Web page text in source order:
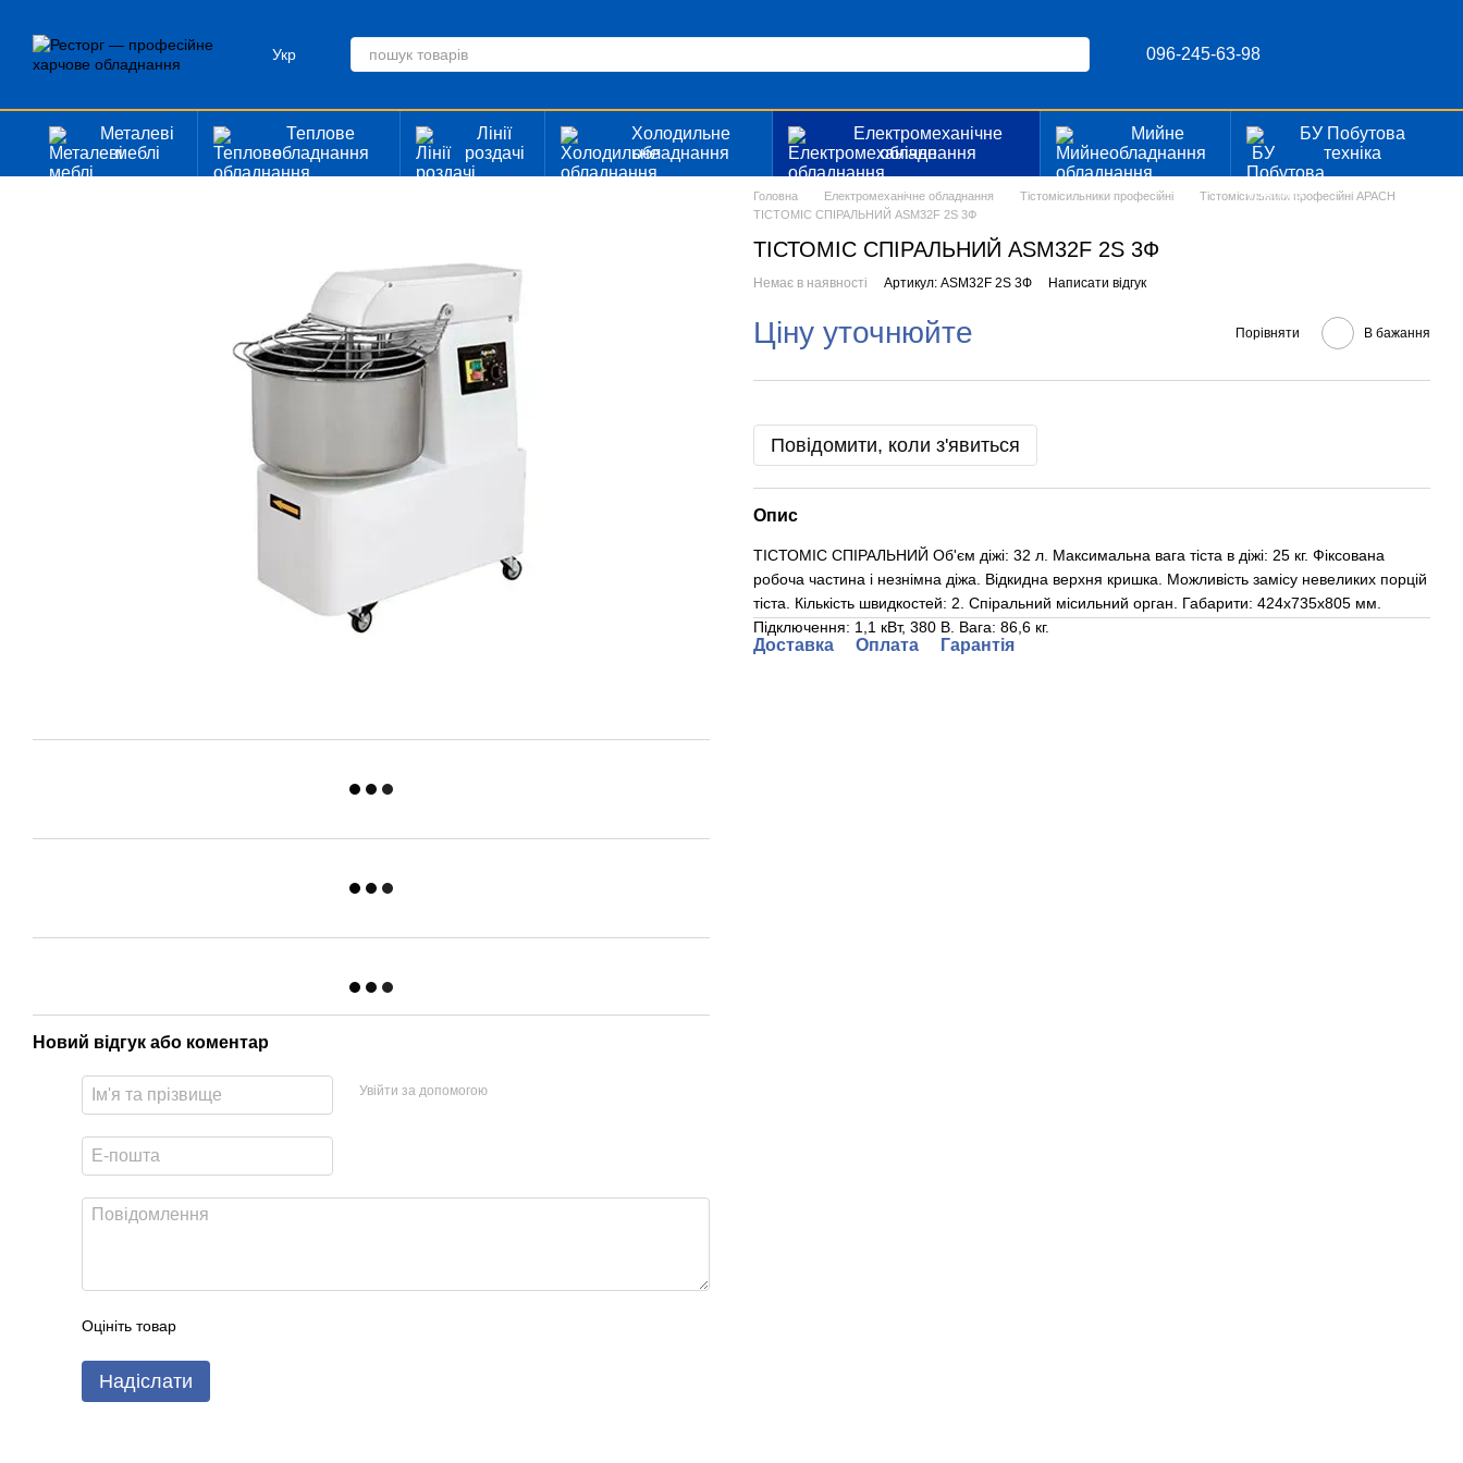
Укр 096-245-63-98
Металеві
меблі
Теплове
обладнання
Лінії
роздачі
Холодильне
обладнання
Електромеханічне
обладнання
Мийне
обладнання
БУ Побутова
техніка
Новий відгук або коментар
Увійти за допомогою
Оцініть товар
Надіслати
Головна Електромеханічне обладнання Тістомісильники професійні
Тістомісильники професійні APACH
ТІСТОМІС СПІРАЛЬНИЙ ASM32F 2S 3Ф
ТІСТОМІС СПІРАЛЬНИЙ ASM32F 2S 3Ф
Немає в наявності Артикул: ASM32F 2S 3Ф Написати відгук
Ціну уточнюйте Порівняти В бажання
Повідомити, коли з'явиться
Опис
ТІСТОМІС СПІРАЛЬНИЙ Об'єм діжі: 32 л. Максимальна вага тіста в діжі: 25 кг. Фіксована
робоча частина і незнімна діжа. Відкидна верхня кришка. Можливість замісу невеликих порцій
тіста. Кількість швидкостей: 2. Спіральний місильний орган. Габарити: 424х735х805 мм.
Підключення: 1,1 кВт, 380 В. Вага: 86,6 кг.
Доставка Оплата Гарантія